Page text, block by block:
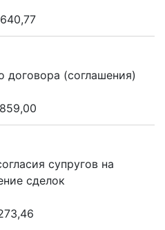
договора (соглашения)
супругов на
сделок